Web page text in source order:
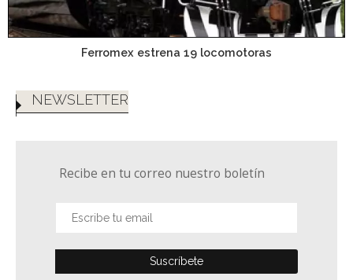
Ferromex estrena 19 locomotoras
NEWSLETTER
Recibe en tu correo nuestro boletín